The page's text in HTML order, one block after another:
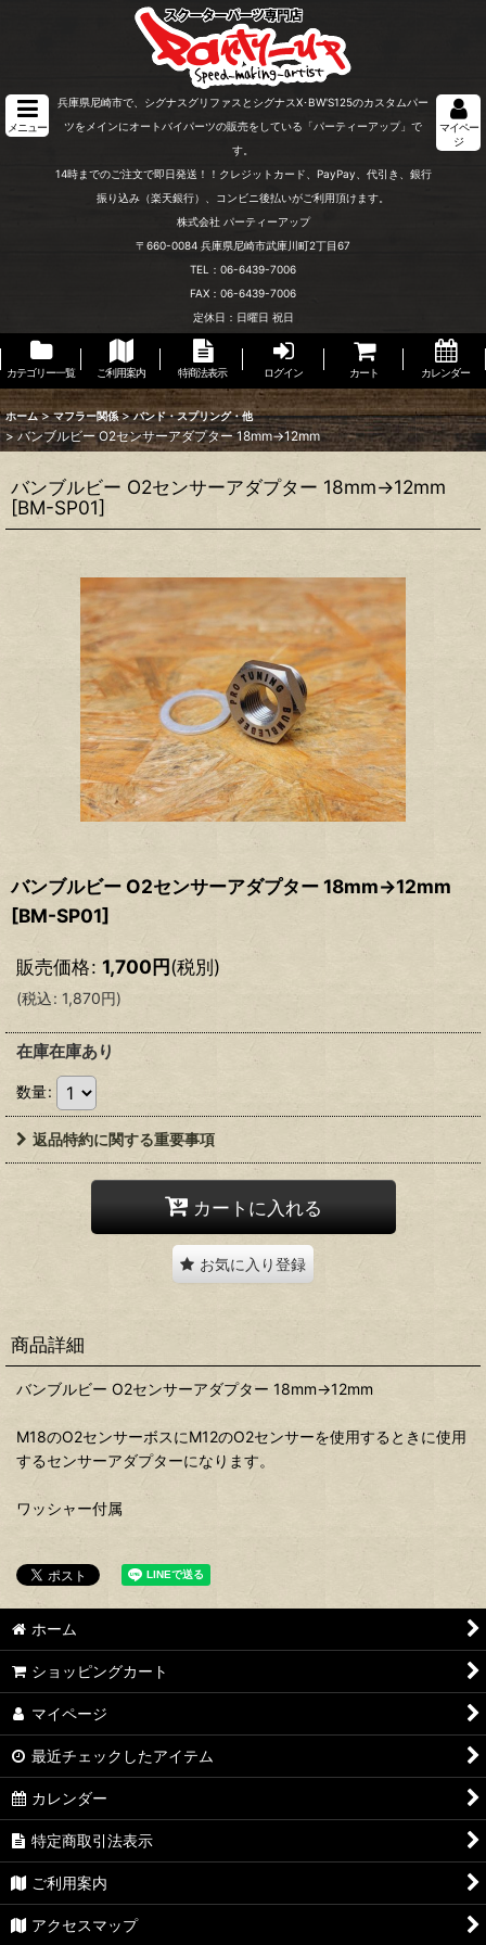
メニュー
兵庫県尼崎市で、シグナスグリファスとシグナスX･BW'S125のカスタムパー
ツをメインにオートバイパーツの販売をしている「パーティーアップ」で
す。
14時までのご注文で即日発送！！クレジットカード、PayPay、代引き、銀行
振り込み（楽天銀行）、コンビニ後払いがご利用頂けます。
株式会社 パーティーアップ
〒660-0084 兵庫県尼崎市武庫川町2丁目67
TEL：06-6439-7006
FAX：06-6439-7006
定休日：日曜日 祝日
マイペー
ジ
カテゴリー一覧 ご利用案内 特商法表示 ログイン カート カレンダー
ホーム > マフラー関係 > バンド・スプリング・他
> バンブルビー O2センサーアダプター 18mm→12mm
バンブルビー O2センサーアダプター 18mm→12mm
[BM-SP01]
バンブルビー O2センサーアダプター 18mm→12mm
[BM-SP01]
販売価格: 1,700円(税別)
(税込: 1,870円)
在庫在庫あり
数量:
返品特約に関する重要事項
カートに入れる
お気に入り登録
商品詳細
バンブルビー O2センサーアダプター 18mm→12mm
M18のO2センサーボスにM12のO2センサーを使用するときに使用
するセンサーアダプターになります。
ワッシャー付属
ホーム
ショッピングカート
マイページ
最近チェックしたアイテム
カレンダー
特定商取引法表示
ご利用案内
アクセスマップ